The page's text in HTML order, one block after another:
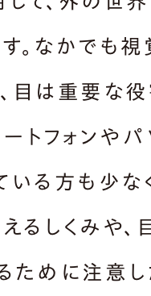
。なかでも
目は重要な
ートフォンや
いる方も少な
るしくみや、
ために注意